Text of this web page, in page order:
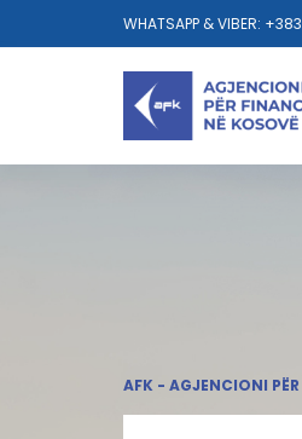
WHATSAPP & VIBER:
AFK - AGJENCIONI